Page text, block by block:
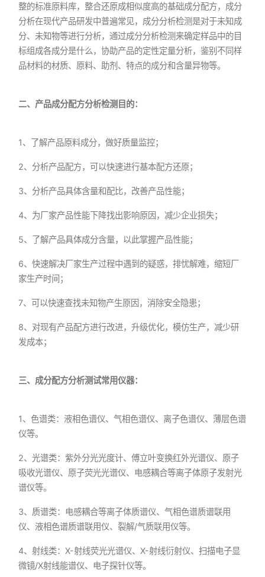
整的标准原料库，整合还原成相似度高的基础成分配方，成分
分析在现代产品研发中普遍常见，成分分析检测是对于未知成
分、未知物等进行分析，通过成分分析检测来确定样品中的目
标组成各成分是什么，协助产品的定性定量分析，鉴别不同样
品材料的材质、原料、助剂、特点的成分和含量异物等。
二、产品成分配方分析检测目的：
1、了解产品原料成分，做好质量监控；
2、分析产品配方，可以快速进行基本配方还原；
3、分析产品具体含量和配比，改善产品性能；
4、为厂家产品性能下降找出影响原因，减少企业损失；
5、了解产品具体成分含量，以此掌握产品性能；
6、快速解决厂家生产过程中遇到的疑惑，排忧解难，缩短厂
家生产时间；
7、可以快速查找未知物产生原因，消除安全隐患；
8、对现有产品配方进行改进，升级优化，模仿生产，减少研
发成本；
三、成分配方分析测试常用仪器：
1、色谱类：液相色谱仪、气相色谱仪、离子色谱仪、薄层色谱
仪等。
2、光谱类：紫外分光光度计、傅立叶变换红外光谱仪、原子
吸收光谱仪、原子荧光光谱仪、电感耦合等离子体原子发射光
谱仪等。
3、质谱类：电感耦合等离子体质谱仪、气相色谱质谱联用
仪、液相色谱质谱联用仪、裂解/气质联用仪等。
4、射线类：X-射线荧光光谱仪、X-射线衍射仪、扫描电子显
微镜/X射线能谱仪、电子探针仪等。